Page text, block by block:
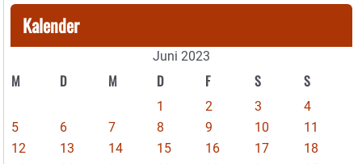
Kalender
Juni 2023
M D M D F S S
1 2 3
4
5
6 7 8 9 10
11
12
13 14 15 16 17
18